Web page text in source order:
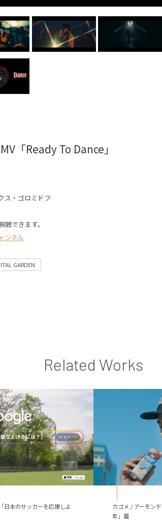
「Ready To Dance」
ス・ゴロミドフ
できます。
ンネル
GARDEN
Related Works
本のサッカーを応援しよ
カゴメ / アーモン
年」篇